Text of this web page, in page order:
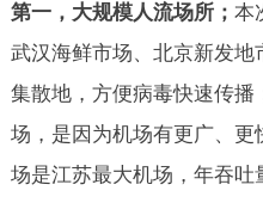
第一，大规模人流场所； 本
武汉海鲜市场、北京新发
集散地，方便病毒快速传
场，是因为机场有更广、
场是江苏最大机场，年吞吐